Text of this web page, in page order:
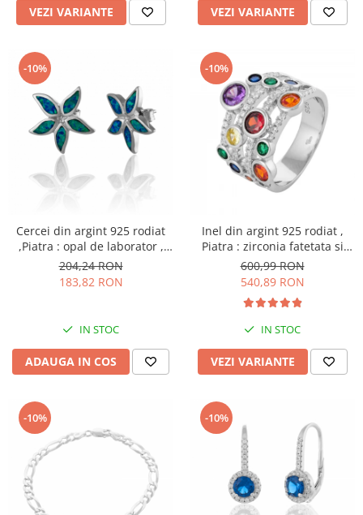
VEZI VARIANTE VEZI VARIANTE
-10%
Cercei din argint 925 rodiat
,Piatra : opal de laborator ,
Culoare : albastru , Sonis
Silver
204,24 RON
183,82 RON
IN STOC
ADAUGA IN COS
-10%
Inel din argint 925 rodiat ,
Piatra : zirconia fatetata si
cubic zirconia , Culoare :
multicolor , Sonis Silver
600,99 RON
540,89 RON
IN STOC
VEZI VARIANTE
-10% -10%